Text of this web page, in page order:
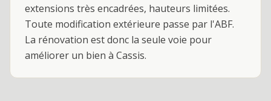
extensions très encadrées, hauteurs limitées.
Toute modification extérieure passe par l'ABF.
La rénovation est donc la seule voie pour
améliorer un bien à Cassis.